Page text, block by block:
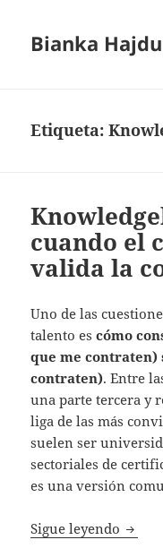
Bianka Hajdu
Etiqueta:
cuando el
valida la
Uno de las
talento escómo
que me contraten)
contraten). Entre
una parte tercera y
liga de las más
suelen ser
sectoriales de
es una versión
Sigue leyendo